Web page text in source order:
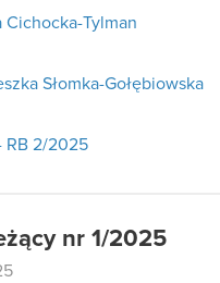
Cichocka-Tylman
Słomka-Gołębiowska
RB 2/2025
nr 1/2025